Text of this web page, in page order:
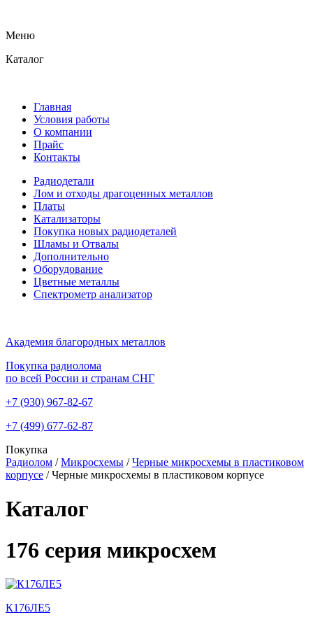
Меню
Каталог
Главная
Условия работы
О компании
Прайс
Контакты
Радиодетали
Лом и отходы драгоценных металлов
Платы
Катализаторы
Покупка новых радиодеталей
Шламы и Отвалы
Дополнительно
Оборудование
Цветные металлы
Спектрометр анализатор
Академия благородных металлов
Покупка радиолома
по всей России и странам СНГ
+7 (930) 967-82-67
+7 (499) 677-62-87
Покупка
Радиолом / Микросхемы / Черные микросхемы в пластиковом
корпусе / Черные микросхемы в пластиковом корпусе
Каталог
176 серия микросхем
К176ЛЕ5